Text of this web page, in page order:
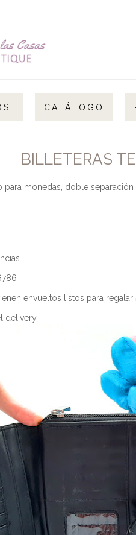
CATÁLOGO
BILLETERAS
para monedas, doble
envueltos listos para regalar
delivery